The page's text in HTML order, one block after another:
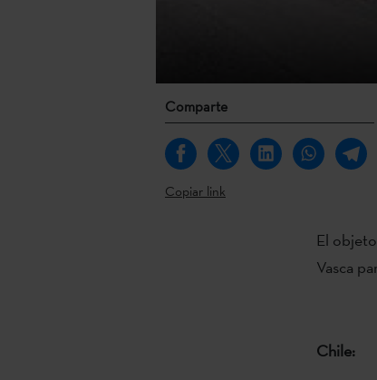
Comparte
Copiar link
El
Vasca
Chile: